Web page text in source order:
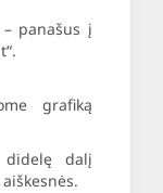
panašus į
grafiką
didelę dalį